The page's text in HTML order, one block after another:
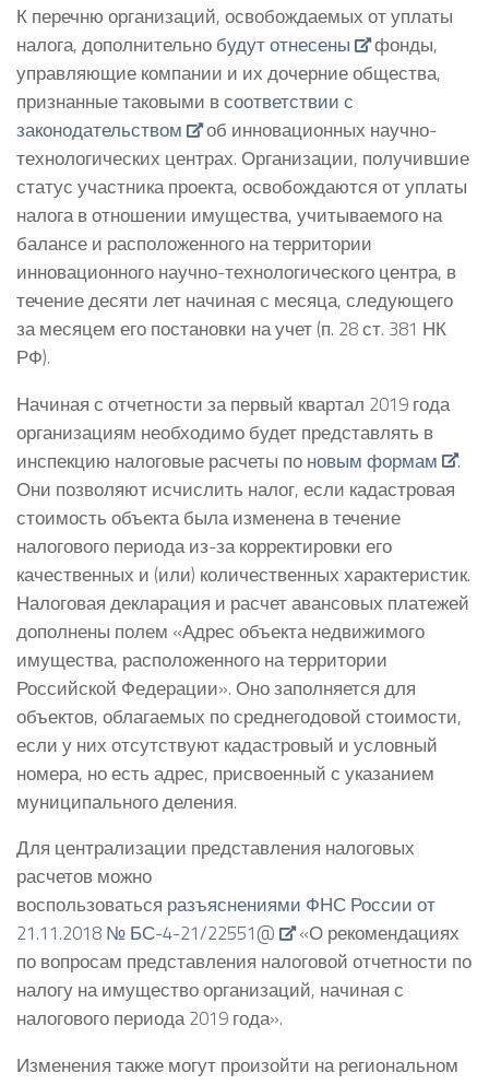
К перечню организаций, освобождаемых от уплаты
налога, дополнительно будут отнесены
фонды,
управляющие компании и их дочерние общества,
признанные таковыми всоответствии с
законодательством
об инновационных научно-
технологических центрах. Организации, получившие
статус участника проекта, освобождаются от уплаты
налога в отношении имущества, учитываемого на
балансе и расположенного на территории
инновационного научно-технологического центра, в
течение десяти лет начиная с месяца, следующего
за месяцем его постановки на учет (п. 28 ст. 381 НК
РФ).
Начиная с отчетности за первый квартал 2019 года
организациям необходимо будет представлять в
инспекцию налоговые расчеты по новым формам
.
Они позволяют исчислить налог, если кадастровая
стоимость объекта была изменена в течение
налогового периода из-за корректировки его
качественных и (или) количественных характеристик.
Налоговая декларация и расчет авансовых платежей
дополнены полем «Адрес объекта недвижимого
имущества, расположенного на территории
Российской Федерации». Оно заполняется для
объектов, облагаемых по среднегодовой стоимости,
если у них отсутствуют кадастровый и условный
номера, но есть адрес, присвоенный с указанием
муниципального деления.
Для централизации представления налоговых
расчетов можно
воспользоваться разъяснениями ФНС России от
21.11.2018 № БС-4-21/22551@
«О рекомендациях
по вопросам представления налоговой отчетности по
налогу на имущество организаций, начиная с
налогового периода 2019 года».
Изменения также могут произойти на региональном